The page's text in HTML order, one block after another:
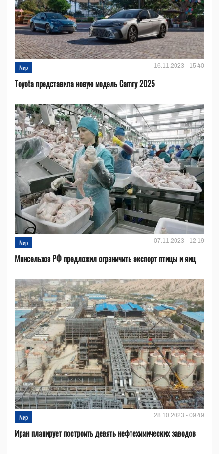
Мир 16.11.2023 - 15:40
Toyota представила новую модель Camry 2025
Мир 07.11.2023 - 12:19
Минсельхоз РФ предложил ограничить экспорт птицы и яиц
Мир 28.10.2023 - 09:49
Иран планирует построить девять нефтехимических заводов